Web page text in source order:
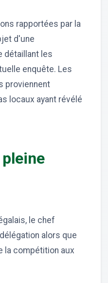
rapportées par la
d'une
détaillant les
enquête. Les
proviennent
locaux ayant révélé
le chef
alors que
la compétition aux